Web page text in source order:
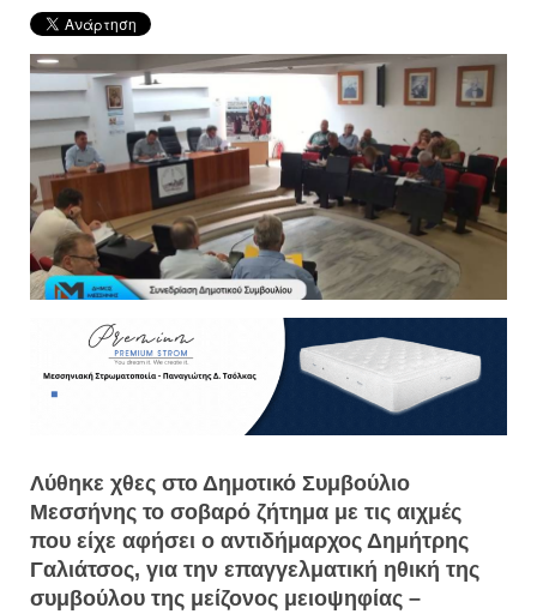
Λύθηκε χθες στο Δημοτικό Συμβούλιο
Μεσσήνης το σοβαρό ζήτημα με τις αιχμές
που είχε αφήσει ο αντιδήμαρχος Δημήτρης
Γαλιάτσος, για την επαγγελματική ηθική της
συμβούλου της μείζονος μειοψηφίας –